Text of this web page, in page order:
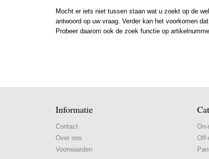
Mocht er iets niet tussen staan wat u zoekt op de
antwoord op uw vraag. Verder kan het voorkomen
Probeer daarom ook de zoek functie op
Informatie
Contact
Over ons
Voorwaarden
On-
Off-